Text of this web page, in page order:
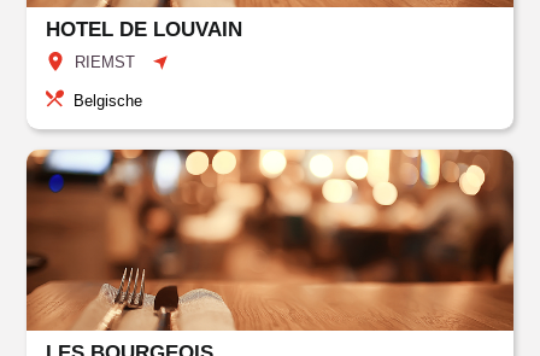
HOTEL DE LOUVAIN
RIEMST
Belgische